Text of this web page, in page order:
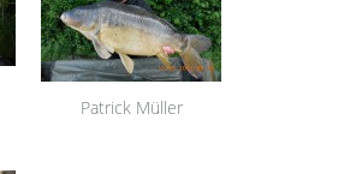
Patrick Müller